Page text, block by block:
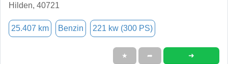
Hilden, 40721
25.407 km Benzin 221 kw (300 PS)
★ ➦ ➜